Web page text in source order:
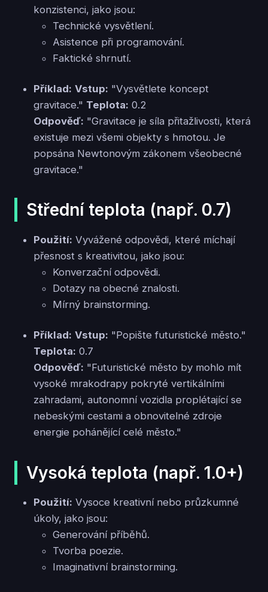
konzistenci, jako jsou:
Technické vysvětlení.
Asistence při programování.
Faktické shrnutí.
Příklad: Vstup: "Vysvětlete koncept
gravitace." Teplota: 0.2
Odpověď: "Gravitace je síla přitažlivosti, která
existuje mezi všemi objekty s hmotou. Je
popsána Newtonovým zákonem všeobecné
gravitace."
Střední teplota (např. 0.7)
Použití: Vyvážené odpovědi, které míchají
přesnost s kreativitou, jako jsou:
Konverzační odpovědi.
Dotazy na obecné znalosti.
Mírný brainstorming.
Příklad: Vstup: "Popište futuristické město."
Teplota: 0.7
Odpověď: "Futuristické město by mohlo mít
vysoké mrakodrapy pokryté vertikálními
zahradami, autonomní vozidla proplétající se
nebeskými cestami a obnovitelné zdroje
energie pohánějící celé město."
Vysoká teplota (např. 1.0+)
Použití: Vysoce kreativní nebo průzkumné
úkoly, jako jsou:
Generování příběhů.
Tvorba poezie.
Imaginativní brainstorming.